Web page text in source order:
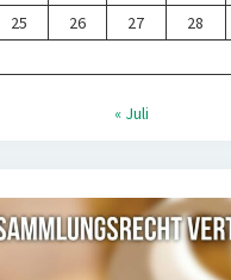
25 26 27 28
« Juli